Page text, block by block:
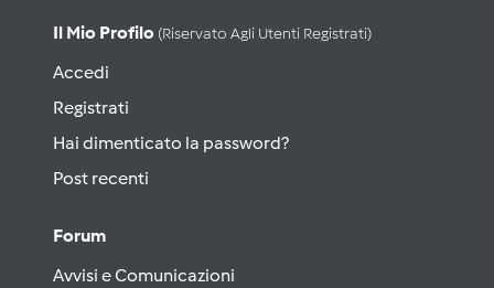
Il Mio Profilo (riservato Agli Utenti Registrati)
Accedi
Registrati
Hai dimenticato la password?
Post recenti
Forum
Avvisi e Comunicazioni